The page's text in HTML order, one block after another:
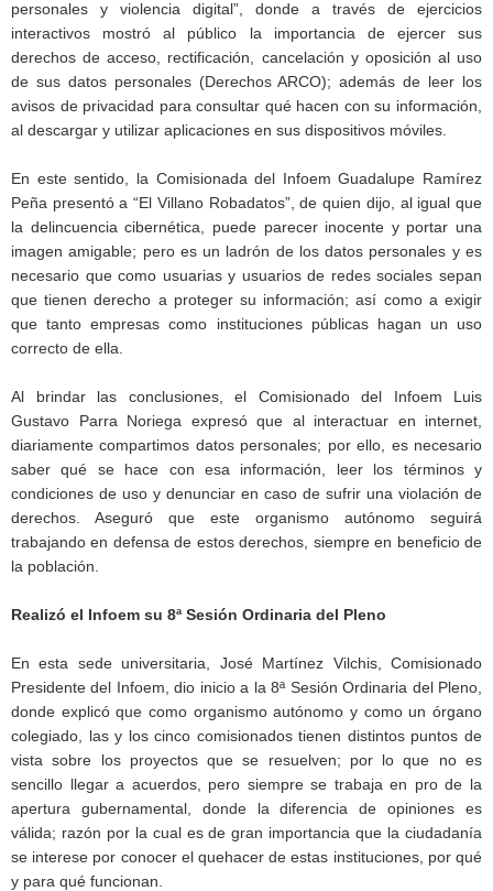
personales y violencia digital”, donde a través de ejercicios
interactivos mostró al público la importancia de ejercer sus
derechos de acceso, rectificación, cancelación y oposición al uso
de sus datos personales (Derechos ARCO); además de leer los
avisos de privacidad para consultar qué hacen con su información,
al descargar y utilizar aplicaciones en sus dispositivos móviles.
En este sentido, la Comisionada del Infoem Guadalupe Ramírez
Peña presentó a “El Villano Robadatos”, de quien dijo, al igual que
la delincuencia cibernética, puede parecer inocente y portar una
imagen amigable; pero es un ladrón de los datos personales y es
necesario que como usuarias y usuarios de redes sociales sepan
que tienen derecho a proteger su información; así como a exigir
que tanto empresas como instituciones públicas hagan un uso
correcto de ella.
Al brindar las conclusiones, el Comisionado del Infoem Luis
Gustavo Parra Noriega expresó que al interactuar en internet,
diariamente compartimos datos personales; por ello, es necesario
saber qué se hace con esa información, leer los términos y
condiciones de uso y denunciar en caso de sufrir una violación de
derechos. Aseguró que este organismo autónomo seguirá
trabajando en defensa de estos derechos, siempre en beneficio de
la población.
Realizó el Infoem su 8ª Sesión Ordinaria del Pleno
En esta sede universitaria, José Martínez Vilchis, Comisionado
Presidente del Infoem, dio inicio a la 8ª Sesión Ordinaria del Pleno,
donde explicó que como organismo autónomo y como un órgano
colegiado, las y los cinco comisionados tienen distintos puntos de
vista sobre los proyectos que se resuelven; por lo que no es
sencillo llegar a acuerdos, pero siempre se trabaja en pro de la
apertura gubernamental, donde la diferencia de opiniones es
válida; razón por la cual es de gran importancia que la ciudadanía
se interese por conocer el quehacer de estas instituciones, por qué
y para qué funcionan.